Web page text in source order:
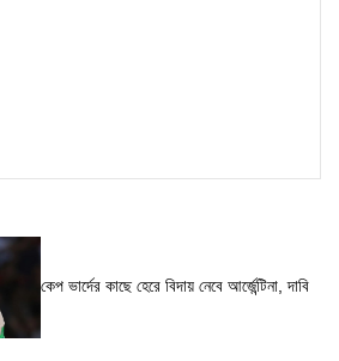
কেপ ভার্দের কাছে হেরে বিদায় নেবে আর্জেন্টিনা, দাবি